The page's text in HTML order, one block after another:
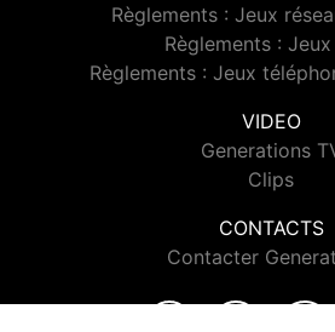
Règlements : Jeux
Règlements : Jeux
Règlements : Jeux
VIDEO
Generations
Clips
CONTACTS
Contacter